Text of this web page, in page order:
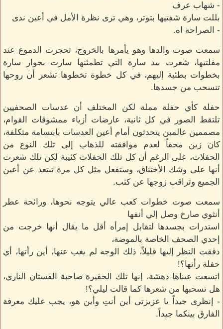
- شهاب عرف
بللت سارة شفتيها بتوتر، وهي ترى نظرة الأمل في أعين ندى
- الصراحة اه.
سمعت صوت والدها وهو يأمرها بالخروج، تحجرت الدموع عند
مقلتيها، شعرت بيد سارة التي تطمئنها سارت بجوار سارة
بخطوات بطئية إليهم، في كل خطوة تخطوها تشعر أن روحها
تنسحب من جسدها.
حفلة كأي حفلة مملة لكن المختلف أن عدسات الصحفيين
تلتقط الصور في كل ثانية، عارضات أزياء ممشوقات القوام،
مصممين عالمين يتحدثون أمام أعين العدسات بابتسامة متكلفة،
كان زين محقاً لعدم موافقته للذهاب إلى تلك النوع من
الحفلات، على الرغم أن كل تلك الحفلات كئيبة لكن تلك شعرت
أنها على وشك الأختناق، وستفعل مثل كل مرة تبتعد عن أعين
الجميع وتراقب زوجها عن كثب.
سمعت صوت خطوات كعب عالي يتوجه نحوها، ورائحة عطر
أنثوي صارخ وصل إلي أنفها
استدرات بجسدها لتقابل إمرأه أقل ما يقال أنها خرجت من
إحدي الصحف الخاصة بالموضة،
دققت النظر إليها قليلاً، ذلك الوجه لم يغب عنها، أين رأتها، أي
حفلة رأتها؟!
اتسعت عيناها دهشة، إنها تلك الحقيرة صاحبة الفستان الناري،
هل تسحبها من شعرها كما قالت ليلي؟!
- إنظرى جيداً يا عزيزتى أين أنتِ وأين هو، يجب عليك معرفة
الفارق بينكما جيداً.